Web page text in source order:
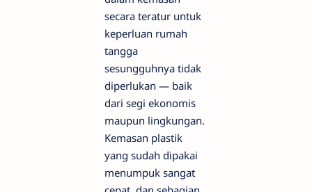
secara teratur untuk
keperluan rumah
tangga
sesungguhnya tidak
diperlukan — baik
dari segi ekonomis
maupun lingkungan.
Kemasan plastik
yang sudah dipakai
menumpuk sangat